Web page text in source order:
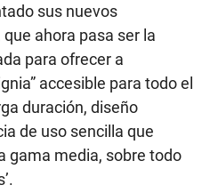
sus nuevos
ahora pasa ser la
para ofrecer a
accesible para todo el
duración, diseño
de uso sencilla que
gama media, sobre todo